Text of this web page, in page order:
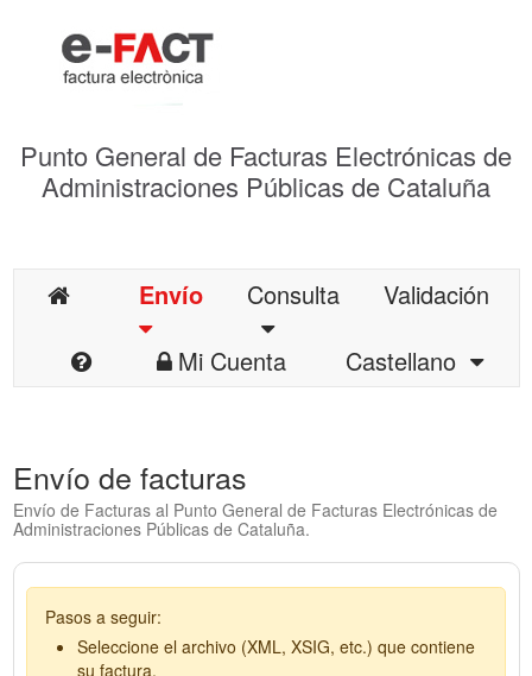
Punto General de Facturas Electrónicas de
Administraciones Públicas de Cataluña
Envío Consulta
Validación
Mi Cuenta
Castellano
Envío de facturas
Envío de Facturas al Punto General de Facturas Electrónicas de
Administraciones Públicas de Cataluña.
Pasos a seguir:
Seleccione el archivo (XML, XSIG, etc.) que contiene
su factura.